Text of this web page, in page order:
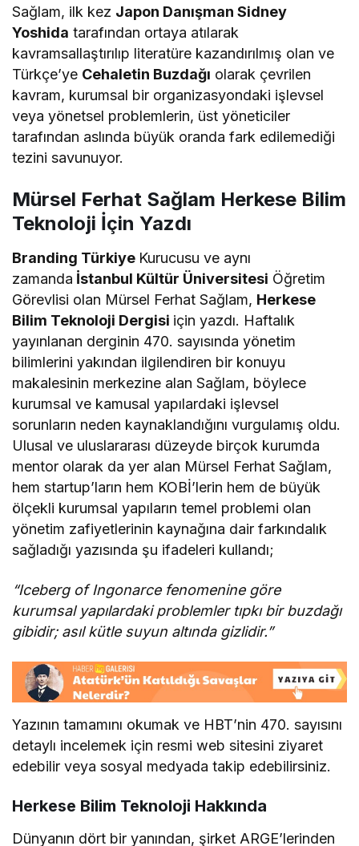
Sağlam, ilk kez Japon Danışman Sidney
Yoshida tarafından ortaya atılarak
kavramsallaştırılıp literatüre kazandırılmış olan ve
Türkçe’ye Cehaletin Buzdağı olarak çevrilen
kavram, kurumsal bir organizasyondaki işlevsel
veya yönetsel problemlerin, üst yöneticiler
tarafından aslında büyük oranda fark edilemediği
tezini savunuyor.
Mürsel Ferhat Sağlam Herkese Bilim
Teknoloji İçin Yazdı
Branding Türkiye Kurucusu ve aynı
zamanda İstanbul Kültür Üniversitesi Öğretim
Görevlisi olan Mürsel Ferhat Sağlam, Herkese
Bilim Teknoloji Dergisi için yazdı. Haftalık
yayınlanan derginin 470. sayısında yönetim
bilimlerini yakından ilgilendiren bir konuyu
makalesinin merkezine alan Sağlam, böylece
kurumsal ve kamusal yapılardaki işlevsel
sorunların neden kaynaklandığını vurgulamış oldu.
Ulusal ve uluslararası düzeyde birçok kurumda
mentor olarak da yer alan Mürsel Ferhat Sağlam,
hem startup’ların hem KOBİ’lerin hem de büyük
ölçekli kurumsal yapıların temel problemi olan
yönetim zafiyetlerinin kaynağına dair farkındalık
sağladığı yazısında şu ifadeleri kullandı;
“Iceberg of Ingonarce fenomenine göre
kurumsal yapılardaki problemler tıpkı bir buzdağı
gibidir; asıl kütle suyun altında gizlidir.”
Yazının tamamını okumak ve HBT’nin 470. sayısını
detaylı incelemek için resmi web sitesini ziyaret
edebilir veya sosyal medyada takip edebilirsiniz.
Herkese Bilim Teknoloji Hakkında
Dünyanın dört bir yanından, şirket ARGE’lerinden